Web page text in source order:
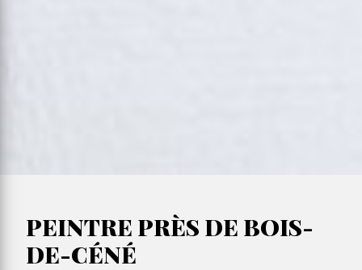
PEINTRE PRÈS DE BOIS-
DE-CÉNÉ